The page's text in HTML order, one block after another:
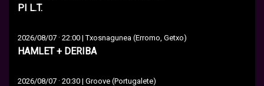
PI L.T.
2026/08/07 · 22:00 | Txosnagunea (Erromo, Getxo)
HAMLET + DERIBA
2026/08/07 · 20:30 | Groove (Portugalete)